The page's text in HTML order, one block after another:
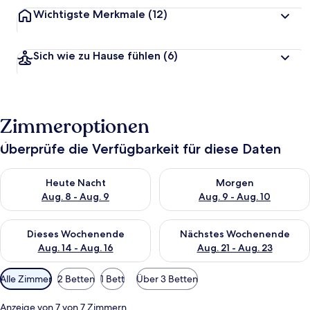
Wichtigste Merkmale (12)
Sich wie zu Hause fühlen (6)
Zimmeroptionen
Überprüfe die Verfügbarkeit für diese Daten
Heute Nacht
Aug. 8 - Aug. 9
Überprüfe die Verfügbarkeit für heute Nacht, Aug. 8 - Aug. 9.
Morgen
Aug. 9 - Aug. 10
Überprüfe die Verfügbarkeit
Dieses Wochenende
Aug. 14 - Aug. 16
Überprüfe die Verfügbarkeit für dieses Wochenende, Aug. 14
Nächstes Wochenende
Aug. 21 - Aug. 23
Überprüfe die Verfügbarkeit
Verfügbare
Filter
für
Alle Zimmer 2 Betten 1 Bett Über 3 Betten
Anzeige von 7 von 7 Zimmern